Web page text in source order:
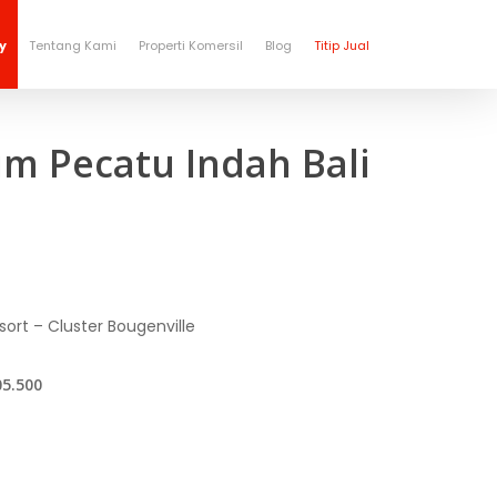
Tentang Kami Properti Komersil Blog Titip Jual
Pecatu Indah Bali
– Cluster Bougenville